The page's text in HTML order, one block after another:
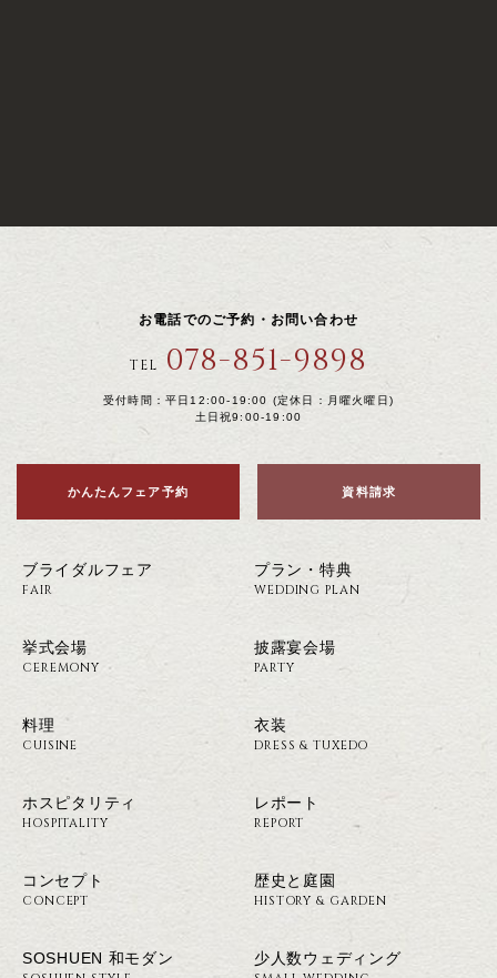
お電話でのご予約・お問い合わせ
TEL 078-851-9898
受付時間：平日12:00-19:00 (定休日：月曜火曜日)
土日祝9:00-19:00
かんたんフェア予約 資料請求
ブライダルフェア
FAIR
プラン・特典
WEDDING PLAN
挙式会場
CEREMONY
披露宴会場
PARTY
料理
CUISINE
衣装
DRESS & TUXEDO
ホスピタリティ
HOSPITALITY
レポート
REPORT
コンセプト
CONCEPT
歴史と庭園
HISTORY & GARDEN
SOSHUEN 和モダン 少人数ウェディング